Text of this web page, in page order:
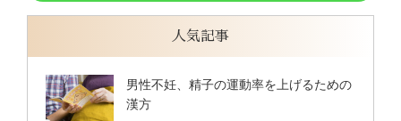
人気記事
男性不妊、精子の運動率を上げるための
漢方